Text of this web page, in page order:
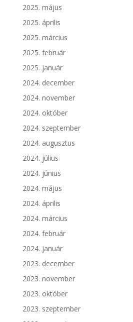
2025. május
2025. április
2025. március
2025. február
2025. január
2024. december
2024. november
2024. október
2024. szeptember
2024. augusztus
2024. július
2024. június
2024. május
2024. április
2024. március
2024. február
2024. január
2023. december
2023. november
2023. október
2023. szeptember